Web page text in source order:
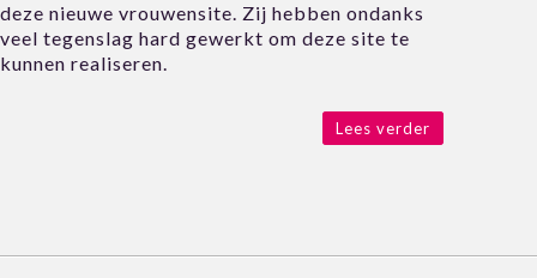
deze nieuwe vrouwensite. Zij hebben ondanks
veel tegenslag hard gewerkt om deze site te
kunnen realiseren.
Lees verder